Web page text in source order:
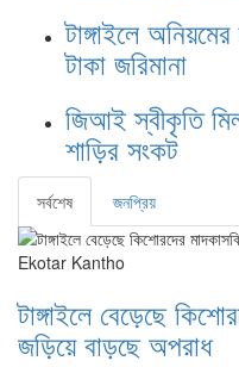
টাঙ্গাইলে
টাকা জরিমানা
জিআই স্বীকৃতি
শাড়ির সংকট
সর্বশেষ জনপ্রিয়
টাঙ্গাইলে বেড়েছে
জড়িয়ে বাড়ছে অপরাধ